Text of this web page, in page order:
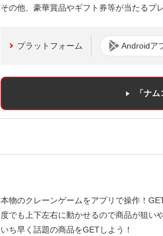
その他、豪華賞品やギフト券等が当たるプ
プラットフォーム Androidア
「ナ
本物のクレーンゲームをアプリで操作！
度でも上下左右に動かせるので商品が狙い
いち早く話題の商品をGETしよう！